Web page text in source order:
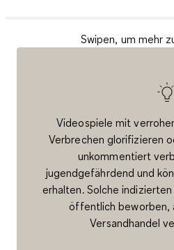
Swipen, um mehr
Videospiele mit
Verbrechen glorifizieren
unkommentiert
jugendgefährdend und
erhalten. Solche
öffentlich beworben,
Versandhandel